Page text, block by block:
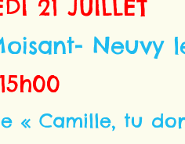
21 JUILLET
Neuvy
15h00
« Camille, tu